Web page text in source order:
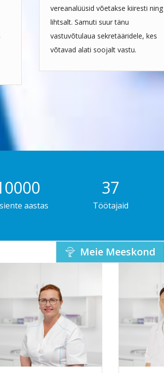
vereanalüüsid võetakse kiiresti ning
lihtsalt. Samuti suur tänu
vastuvõtulaua sekretääridele, kes
võtavad alati soojalt vastu.
aastas
37
Töötajaid
Meie Meeskond